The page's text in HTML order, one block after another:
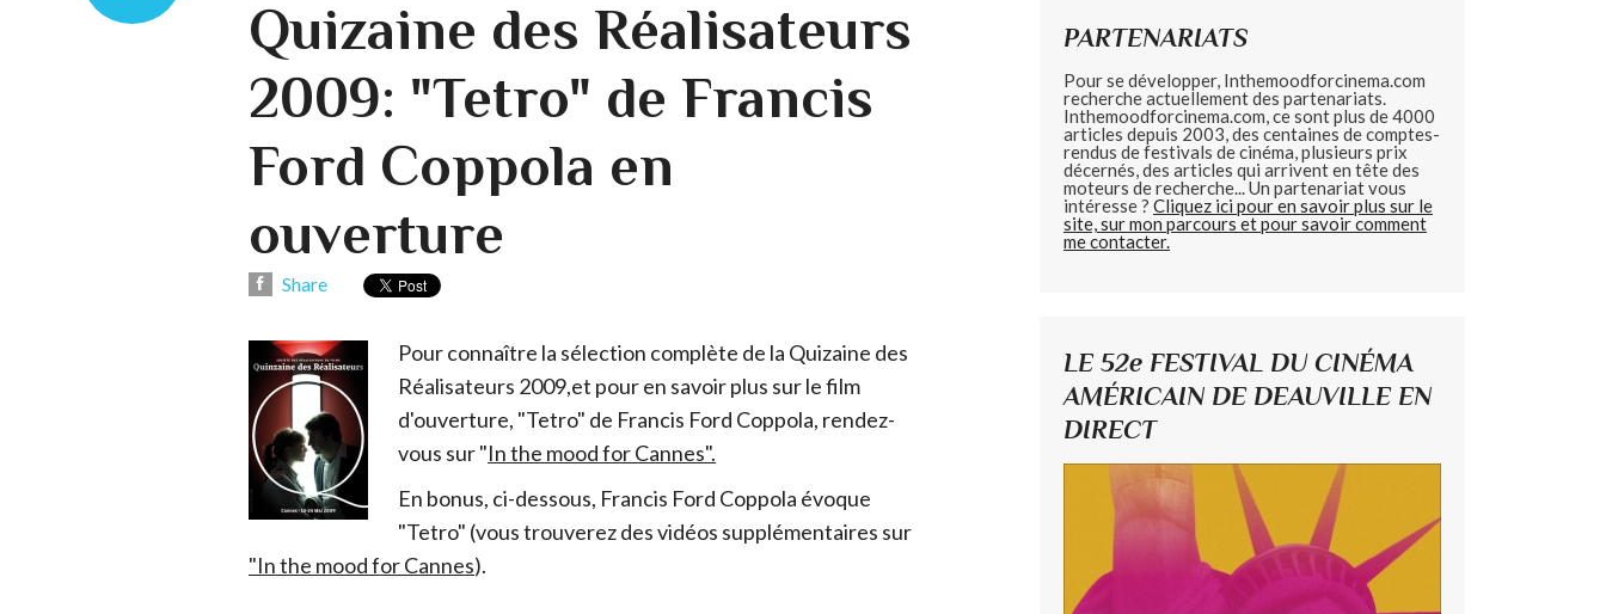
Quizaine des Réalisateurs
2009: "Tetro" de Francis
Ford Coppola en
ouverture
Share
Pour connaître la sélection complète de la Quizaine des
Réalisateurs 2009,et pour en savoir plus sur le film
d'ouverture, "Tetro" de Francis Ford Coppola, rendez-
vous sur "In the mood for Cannes".
En bonus, ci-dessous, Francis Ford Coppola évoque
"Tetro" (vous trouverez des vidéos supplémentaires sur
"In the mood for Cannes).
PARTENARIATS
Pour se développer, Inthemoodforcinema.com
recherche actuellement des partenariats.
Inthemoodforcinema.com, ce sont plus de 4000
articles depuis 2003, des centaines de comptes-
rendus de festivals de cinéma, plusieurs prix
décernés, des articles qui arrivent en tête des
moteurs de recherche... Un partenariat vous
intéresse ? Cliquez ici pour en savoir plus sur le
site, sur mon parcours et pour savoir comment
me contacter.
LE 52e FESTIVAL DU CINÉMA
AMÉRICAIN DE DEAUVILLE EN
DIRECT